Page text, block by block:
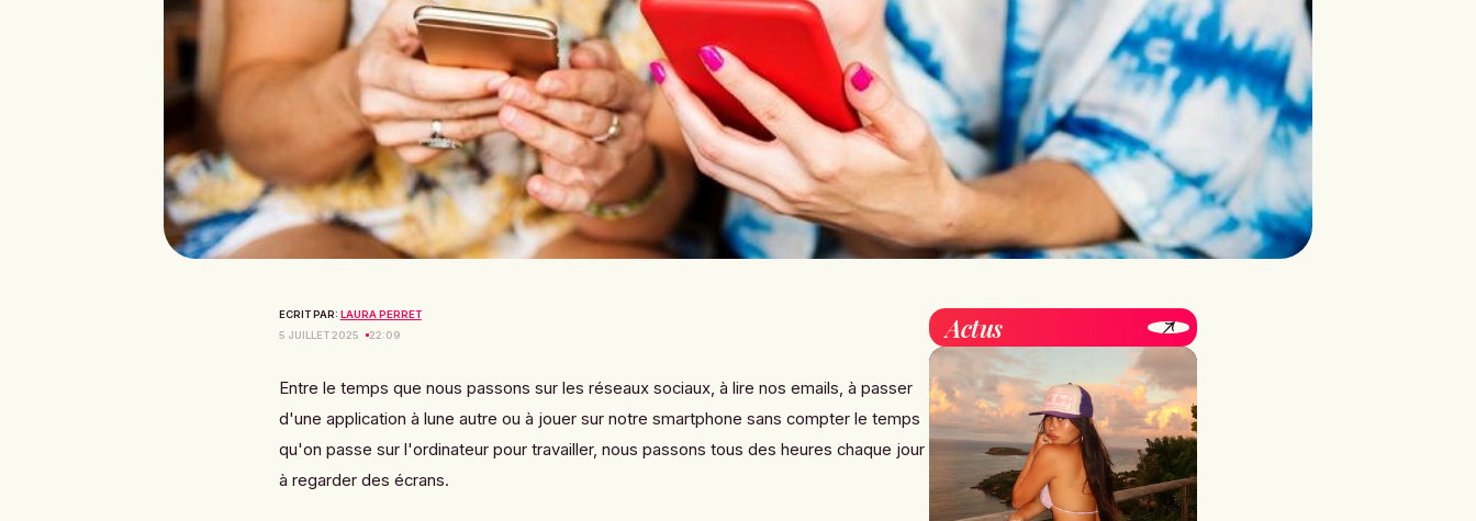
ECRIT PAR: LAURA PERRET
5 JUILLET 2025
22:09
Entre le temps que nous passons sur les réseaux sociaux, à lire nos emails, à passer
d'une application à lune autre ou à jouer sur notre smartphone sans compter le temps
qu'on passe sur l'ordinateur pour travailler, nous passons tous des heures chaque jour
à regarder des écrans.
Actus